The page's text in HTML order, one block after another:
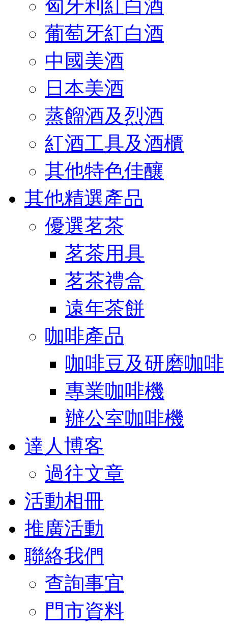
匈牙利紅白酒
葡萄牙紅白酒
中國美酒
日本美酒
蒸餾酒及烈酒
紅酒工具及酒櫃
其他特色佳釀
其他精選產品
優選茗茶
茗茶用具
茗茶禮盒
遠年茶餅
咖啡產品
咖啡豆及研磨咖啡
專業咖啡機
辦公室咖啡機
達人博客
過往文章
活動相冊
推廣活動
聯絡我們
查詢事宜
門市資料